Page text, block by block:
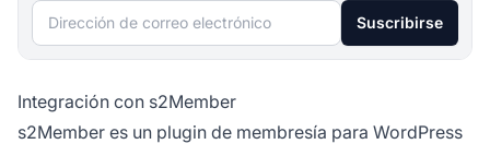
Dirección de correo electrónico Suscribirse
Integración con s2Member
s2Member es un plugin de membresía para WordPress